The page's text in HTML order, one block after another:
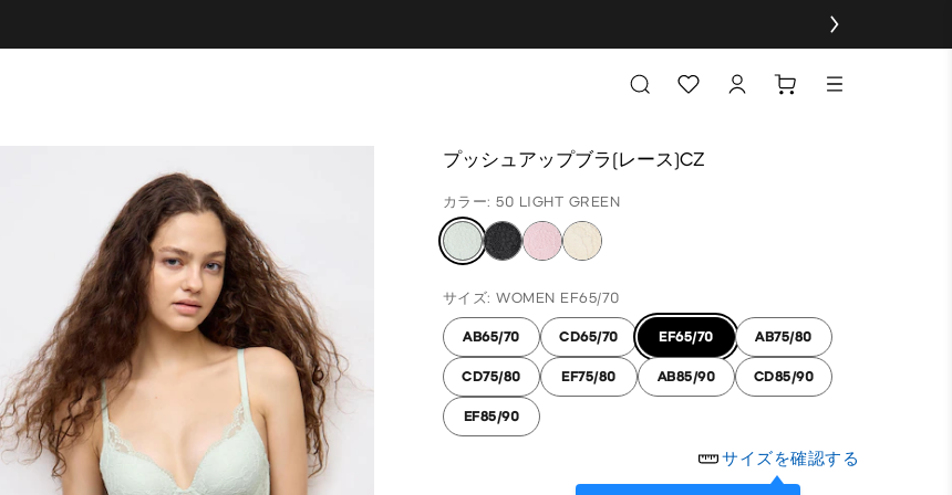
プッシュアップブラ(レース)CZ
カラー: 50 LIGHT GREEN
サイズ: WOMEN EF65/70
AB65/70 CD65/70 EF65/70 AB75/80
CD75/80 EF75/80 AB85/90 CD85/90
EF85/90
サイズを確認する